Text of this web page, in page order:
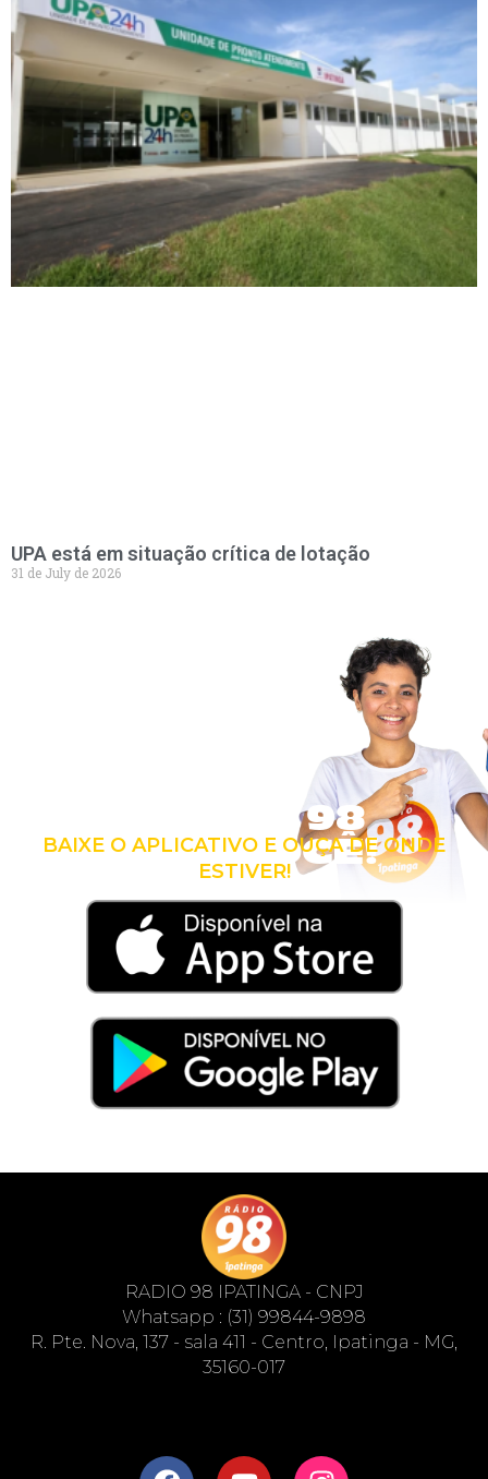
UPA está em situação crítica de lotação
31 de July de 2026
LEVE A 98
COM VOCÊ!
BAIXE O APLICATIVO E OUÇA DE ONDE
ESTIVER!
RADIO 98 IPATINGA - CNPJ
Whatsapp : (31) 99844-9898
R. Pte. Nova, 137 - sala 411 - Centro, Ipatinga - MG,
35160-017